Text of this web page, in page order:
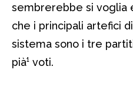
sembrerebbe si voglia
che i principali artefici
sistema sono i tre
pià¹ voti.